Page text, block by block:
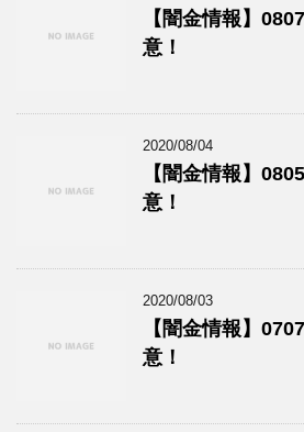
【闇金情報】
意！
2020/08/04
【闇金情報】
意！
2020/08/03
【闇金情報】
意！